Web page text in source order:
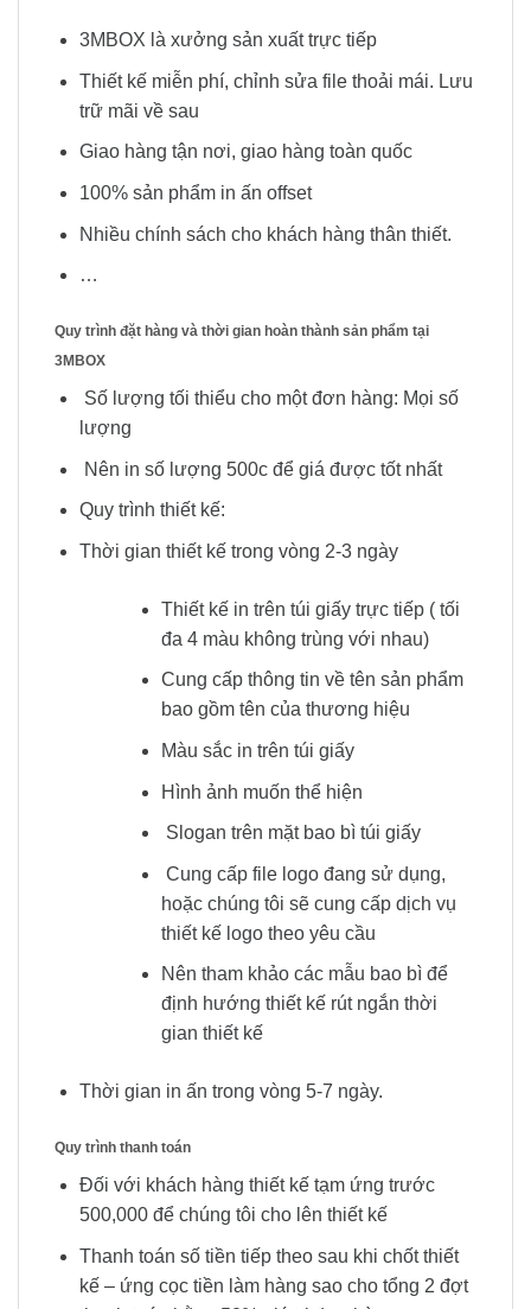
3MBOX là xưởng sản xuất trực tiếp
Thiết kế miễn phí, chỉnh sửa file thoải mái. Lưu
trữ mãi về sau
Giao hàng tận nơi, giao hàng toàn quốc
100% sản phẩm in ấn offset
Nhiều chính sách cho khách hàng thân thiết.
…
Quy trình đặt hàng và thời gian hoàn thành sản phẩm tại
3MBOX
Số lượng tối thiểu cho một đơn hàng: Mọi số
lượng
Nên in số lượng 500c để giá được tốt nhất
Quy trình thiết kế:
Thời gian thiết kế trong vòng 2-3 ngày
Thiết kế in trên túi giấy trực tiếp ( tối
đa 4 màu không trùng với nhau)
Cung cấp thông tin về tên sản phẩm
bao gồm tên của thương hiệu
Màu sắc in trên túi giấy
Hình ảnh muốn thể hiện
Slogan trên mặt bao bì túi giấy
Cung cấp file logo đang sử dụng,
hoặc chúng tôi sẽ cung cấp dịch vụ
thiết kế logo theo yêu cầu
Nên tham khảo các mẫu bao bì để
định hướng thiết kế rút ngắn thời
gian thiết kế
Thời gian in ấn trong vòng 5-7 ngày.
Quy trình thanh toán
Đối với khách hàng thiết kế tạm ứng trước
500,000 để chúng tôi cho lên thiết kế
Thanh toán số tiền tiếp theo sau khi chốt thiết
kế – ứng cọc tiền làm hàng sao cho tổng 2 đợt